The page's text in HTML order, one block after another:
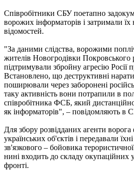
Співробітники СБУ поетапно
ворожих інформаторів і затримали їх
відомостей.
"За даними слідства, ворожими
жителів Новогродівки Покровського
підтримували збройну агресію Росії
Встановлено, що деструктивні
поширювали через заборонені
таку активність вони потрапили в
співробітника ФСБ, який
як інформаторів", – повідомляють в
Для збору розвідданих агенти ворога
українських об'єктів і передавали
зв'язкового – бойовика
нині входить до складу окупаційних
фронті.